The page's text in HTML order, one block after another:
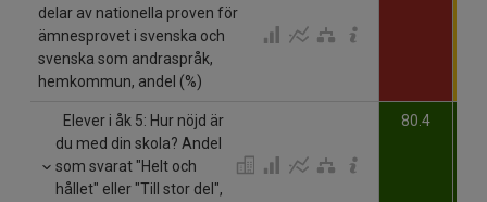
delar av nationella proven för
ämnesprovet i svenska och
svenska som andraspråk,
hemkommun, andel (%)
Elever i åk 5: Hur nöjd är
du med din skola? Andel
som svarat "Helt och
hållet" eller "Till stor del",
80.4